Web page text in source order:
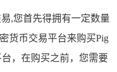
,您首先得拥有一定数量
货币交易平台来购买Pig
台，在购买之前，您需要